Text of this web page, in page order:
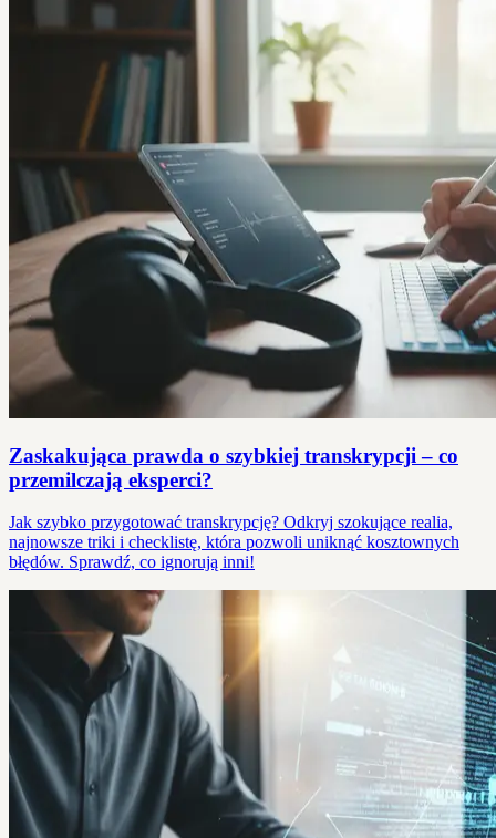
Zaskakująca prawda o szybkiej transkrypcji – co
przemilczają eksperci?
Jak szybko przygotować transkrypcję? Odkryj szokujące realia,
najnowsze triki i checklistę, która pozwoli uniknąć kosztownych
błędów. Sprawdź, co ignorują inni!